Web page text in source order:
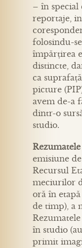
– în special
reportaje,
folosindu-
împărțirea
distincte,
ca
picture
avem de-a
dintr-o
studio.
emisiune
Recursul
meciurilor
oră în
de timp), a
în studio
primit